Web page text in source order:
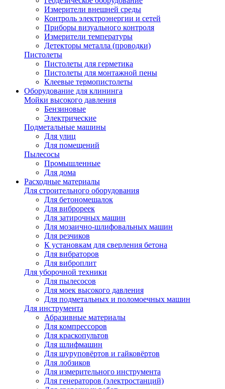
Измерители внешней среды
Контроль электроэнергии и сетей
Приборы визуального контроля
Измерители температуры
Детекторы металла (проводки)
Пистолеты
Пистолеты для герметика
Пистолеты для монтажной пены
Клеевые термопистолеты
Оборудование для клининга
Мойки высокого давления
Бензиновые
Электрические
Подметальные машины
Для улиц
Для помещений
Пылесосы
Промышленные
Для дома
Расходные материалы
Для строительного оборудования
Для бетономешалок
Для виброреек
Для затирочных машин
Для мозаично-шлифовальных машин
Для резчиков
К установкам для сверления бетона
Для вибраторов
Для виброплит
Для уборочной техники
Для пылесосов
Для моек высокого давления
Для подметальных и поломоечных машин
Для инструмента
Абразивные материалы
Для компрессоров
Для краскопультов
Для шлифмашин
Для шуруповёртов и гайковёртов
Для лобзиков
Для измерительного инструмента
Для генераторов (электростанций)